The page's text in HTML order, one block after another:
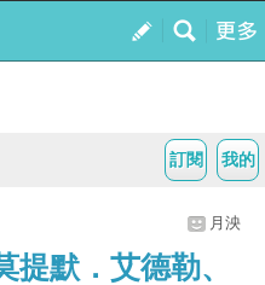
我的
訂閱
月泱
默．艾德勒、